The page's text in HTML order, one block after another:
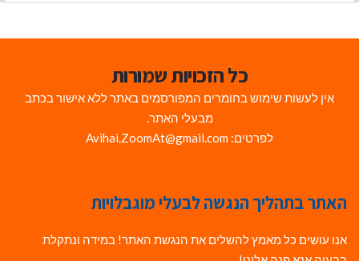
כל הזכויות שמורות
אין לעשות שימוש בחומרים המפורסמים באתר ללא אישור בכתב
מבעלי האתר.
לפרטים: Avihai.ZoomAt@gmail.com
האתר בתהליך הנגשה לבעלי מוגבלויות
אנו עושים כל מאמץ להשלים את הנגשת האתר! במידה ונתקלת